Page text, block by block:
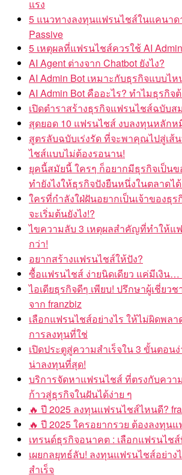
แรง
5 แนวทางลงทุนแฟรนไชส์ในแคนาด
Passive
5 เหตุผลที่แฟรนไชส์ควรใช้ AI
AI Agent ต่างจาก Chatbot ยังไง?
AI Admin Bot เหมาะกับธุรกิจแบบไห
AI Admin Bot คืออะไร? ทำไมธุรกิจ
เปิดตำราสร้างธุรกิจแฟรนไชส์ฉบับ
สุดยอด 10 แฟรนไชส์ งบลงทุนหลักห
สูตรลับฉบับเร่งรัด ที่จะพาคุณไปสู่เส้
ไชส์แบบไม่ต้องรอนาน!
ยุคนี้สมัยนี้ ใครๆ ก็อยากมีธุรกิจเป็นข
ทำยังไงให้ธุรกิจปังยืนหนึ่งในตลาดไ
ใครที่กำลังใฝ่ฝันอยากเป็นเจ้าของธุ
จะเริ่มต้นยังไง!?
ไขความลับ 3 เหตุผลสำคัญที่ทำให้แฟ
กว่า!
อยากสร้างแฟรนไชส์ให้ปัง?
ซื้อแฟรนไชส์ ง่ายนิดเดียว แค่มีเงิน…
ไอเดียธุรกิจดีๆ เพียบ! ปรึกษาผู้เชี่ย
จาก franzbiz
เลือกแฟรนไชส์อย่างไร ให้ไม่ผิดพล
การลงทุนที่ใช่
เปิดประตูสู่ความสำเร็จใน 3 ขั้นตอน
น่าลงทุนที่สุด!
บริการจัดหาแฟรนไชส์ ที่ตรงกับคว
ก้าวสู่ธุรกิจในฝันได้ง่าย ๆ
🔥 ปี 2025 ลงทุนแฟรนไชส์ไหนดี?
🔥 ปี 2025 ใครอยากรวย ต้องลงทุนแ
เทรนด์ธุรกิจอนาคต : เลือกแฟรนไช
เผยกลยุทธ์ลับ! ลงทุนแฟรนไชส์อย่าง
สำเร็จ